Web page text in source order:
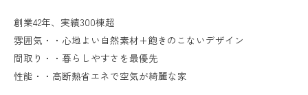
創業42年、実績300棟超
雰囲気・・心地よい自然素材+飽きのこないデザイン
間取り・・暮らしやすさを最優先
性能・・高断熱省エネで空気が綺麗な家